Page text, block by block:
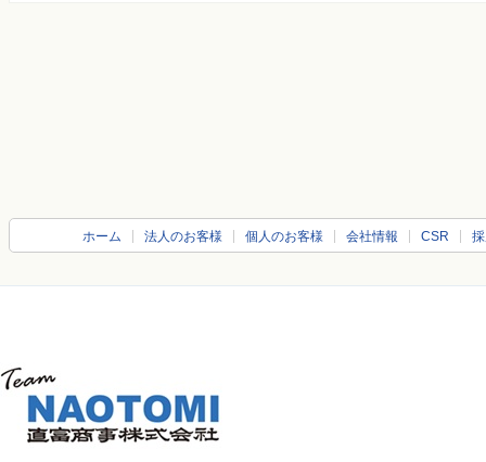
ホーム 法人のお客様 個人のお客様 会社情報 CSR